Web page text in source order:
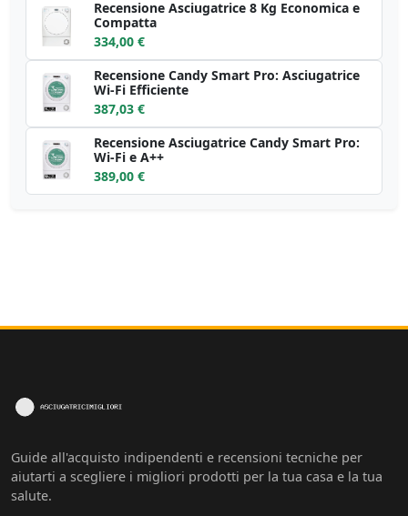
Recensione Asciugatrice 8 Kg Economica e
Compatta
334,00 €
Recensione Candy Smart Pro: Asciugatrice
Wi-Fi Efficiente
387,03 €
Recensione Asciugatrice Candy Smart Pro:
Wi-Fi e A++
389,00 €
Guide all'acquisto indipendenti e recensioni tecniche per
aiutarti a scegliere i migliori prodotti per la tua casa e la tua
salute.